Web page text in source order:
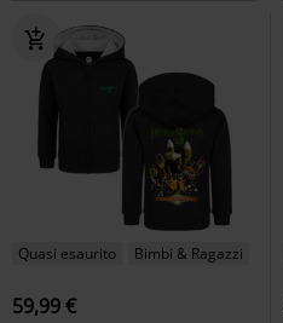
Quasi esaurito Bimbi & Ragazzi
59,99 €